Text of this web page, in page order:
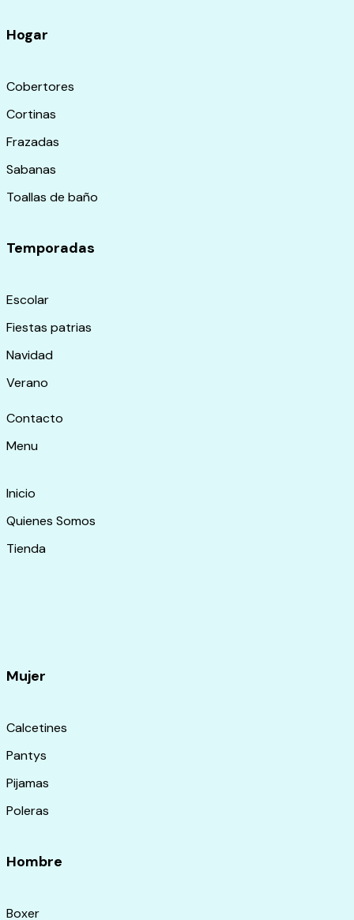
Hogar
Cobertores
Cortinas
Frazadas
Sabanas
Toallas de baño
Temporadas
Escolar
Fiestas patrias
Navidad
Verano
Contacto
Menu
Inicio
Quienes Somos
Tienda
Mujer
Calcetines
Pantys
Pijamas
Poleras
Hombre
Boxer